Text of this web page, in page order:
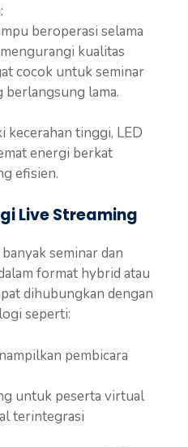
beroperasi selama
kualitas
cocok untuk seminar
berlangsung lama.
kecerahan tinggi, LED
energi berkat
efisien.
Live Streaming
seminar dan
format hybrid atau
dihubungkan dengan
seperti:
pembicara
untuk peserta virtual
terintegrasi